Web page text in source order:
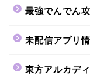
最強でんでん
未配信アプリ
東方アルカデ